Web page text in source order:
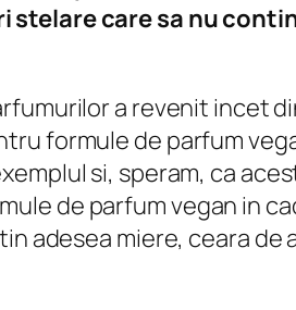
stelare care sa nu
a revenit incet
formule de parfum
si, speram, ca
de parfum vegan in
adesea miere, ceara de